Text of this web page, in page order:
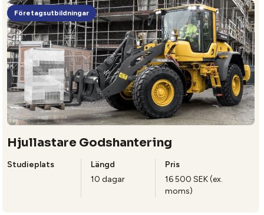
Företagsutbildningar
Hjullastare Godshantering
Studieplats
Längd
10 dagar
Pris
16 500 SEK (ex.
moms)